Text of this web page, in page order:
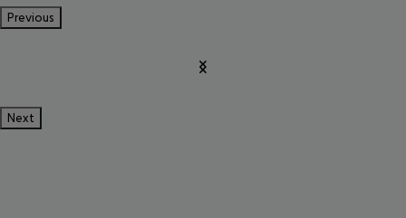
Previous
Next